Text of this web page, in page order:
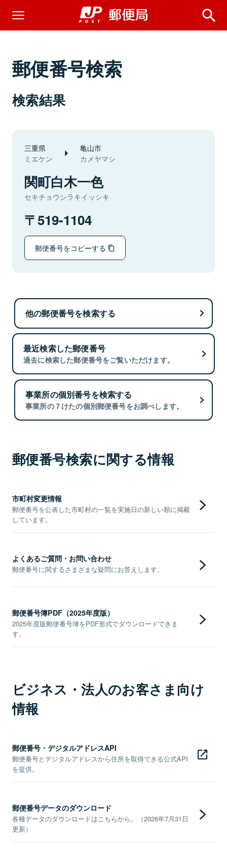
郵便番号検索
検索結果
三重県
ミエケン
亀山市
カメヤマシ
関町白木一色
セキチョウシラキイッシキ
519-1104
郵便番号をコピーする
他の郵便番号を検索する
最近検索した郵便番号
過去に検索した郵便番号をご覧いただけます。
事業所の個別番号を検索する
事業所の７けたの個別郵便番号をお調べします。
郵便番号検索に関する情報
市町村変更情報
郵便番号を公表した市町村の一覧を実施日の新しい順に掲載
しています。
よくあるご質問・お問い合わせ
郵便番号に関するさまざまな疑問にお答えします。
郵便番号簿PDF（2025年度版）
2025年度版郵便番号簿をPDF形式でダウンロードできま
す。
ビジネス・法人のお客さま向け
情報
郵便番号・デジタルアドレスAPI
郵便番号とデジタルアドレスから住所を取得できる公式API
を提供。
郵便番号データのダウンロード
各種データのダウンロードはこちらから。（2026年7月31日
更新）